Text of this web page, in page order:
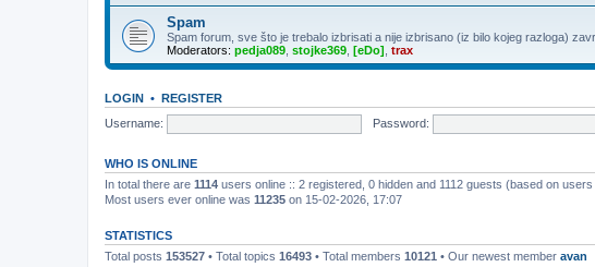
Spam
Spam forum, sve što je trebalo izbrisati a nije izbrisano (iz bilo kojeg razloga)
Moderators: pedja089 stojke369 [eDo] trax
LOGIN • REGISTER
Username:
Password:
WHO IS ONLINE
In total there are 1114 users online :: 2 registered, 0 hidden and 1112 guests (based on
Most users ever online was 11235 on 15-02-2026, 17:07
STATISTICS
Total posts 153527 • Total topics 16493 • Total members 10121 • Our newest member avan